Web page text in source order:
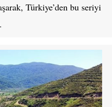
Türkiye’den bu seriyi